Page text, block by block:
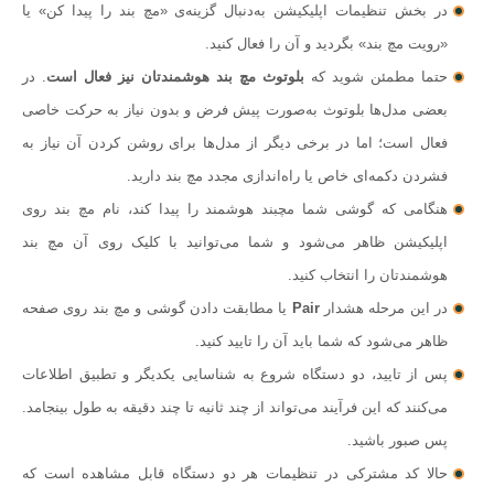
در بخش تنظیمات اپلیکیشن به‌دنبال گزینه‌ی «مچ بند را پیدا کن» یا
«رویت مچ بند» بگردید و آن را فعال کنید.
حتما مطمئن شوید که بلوتوث مچ بند هوشمندتان نیز فعال است. در
بعضی مدل‌ها بلوتوث به‌صورت پیش فرض و بدون نیاز به حرکت خاصی
فعال است؛ اما در برخی دیگر از مدل‌ها برای روشن کردن آن نیاز به
فشردن دکمه‌ای خاص یا راه‌اندازی مجدد مچ بند دارید.
هنگامی که گوشی شما مچبند هوشمند را پیدا کند، نام مچ بند روی
اپلیکیشن ظاهر می‌شود و شما می‌توانید با کلیک روی آن مچ بند
هوشمندتان را انتخاب کنید.
در این مرحله هشدارPair یا مطابقت دادن گوشی و مچ بند روی صفحه
ظاهر می‌شود که شما باید آن را تایید کنید.
پس از تایید، دو دستگاه شروع به شناسایی یکدیگر و تطبیق اطلاعات
می‌کنند که این فرآیند می‌تواند از چند ثانیه تا چند دقیقه به طول بینجامد.
پس صبور باشید.
حالا کد مشترکی در تنظیمات هر دو دستگاه قابل مشاهده است که